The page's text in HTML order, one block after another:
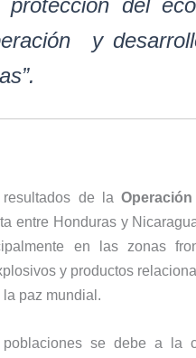
protección del
y
resultados de la
entre Honduras y
en las zonas
y productos
paz mundial.
se debe a la